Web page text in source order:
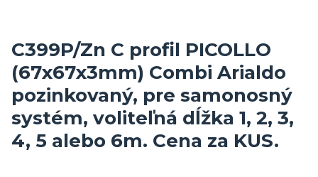
C399P/Zn C profil PICOLLO
(67x67x3mm) Combi Arialdo
pozinkovaný, pre samonosný
systém, voliteľná dĺžka 1, 2, 3,
4, 5 alebo 6m. Cena za KUS.